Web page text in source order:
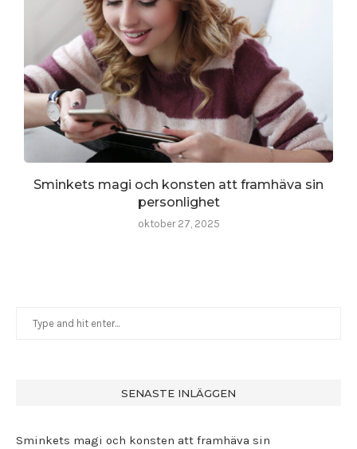
Sminkets magi och konsten att framhäva sin
personlighet
oktober 27, 2025
SENASTE INLÄGGEN
Sminkets magi och konsten att framhäva sin